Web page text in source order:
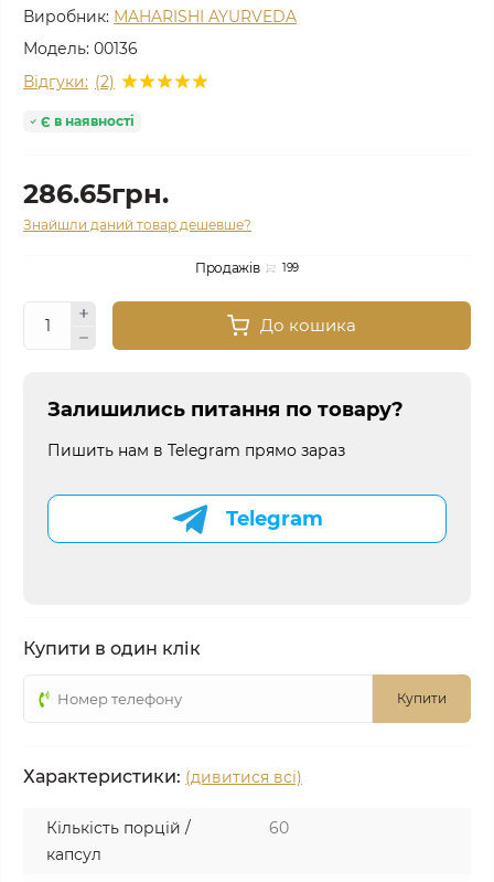
Виробник: MAHARISHI AYURVEDA
Модель: 00136
Відгуки: (2)
Є в наявності
286.65грн.
Знайшли даний товар дешевше?
Продажів 199
До кошика
Залишились питання по товару?
Пишить нам в Telegram прямо зараз
Telegram
Купити в один клік
Купити
Характеристики: (дивитися всі)
Кількість порцій /
капсул
60